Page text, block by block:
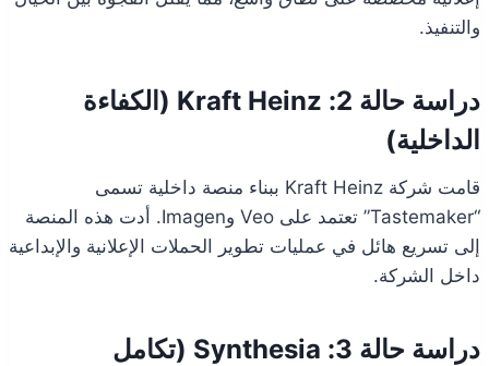
والتنفيذ.
دراسة حالة 2: Kraft Heinz (الكفاءة
الداخلية)
قامت شركة Kraft Heinz ببناء منصة داخلية تسمى
“Tastemaker” تعتمد على Veo وImagen. أدت هذه المنصة
إلى تسريع هائل في عمليات تطوير الحملات الإعلانية والإبداعية
داخل الشركة.
دراسة حالة 3: Synthesia (تكامل